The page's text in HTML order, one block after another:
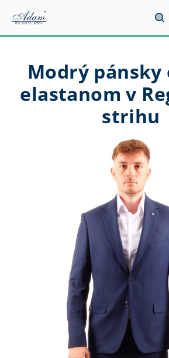
obsah
Modrý pánsky
elastanom v
strihu